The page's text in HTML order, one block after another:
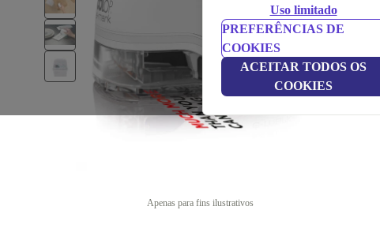
Uso limitado
PREFERÊNCIAS DE
COOKIES
ACEITAR TODOS OS
COOKIES
Apenas para fins ilustrativos